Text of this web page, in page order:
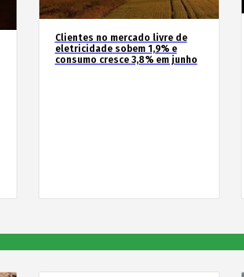
Clientes no mercado livre de
eletricidade sobem 1,9% e
consumo cresce 3,8% em junho